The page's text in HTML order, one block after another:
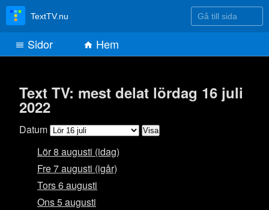
Text TV: mest delat lördag 16 juli
2022
Datum
Lör 8 augusti (idag)
Fre 7 augusti (igår)
Tors 6 augusti
Ons 5 augusti
TextTV.nu Gå till sida
Sidor Hem